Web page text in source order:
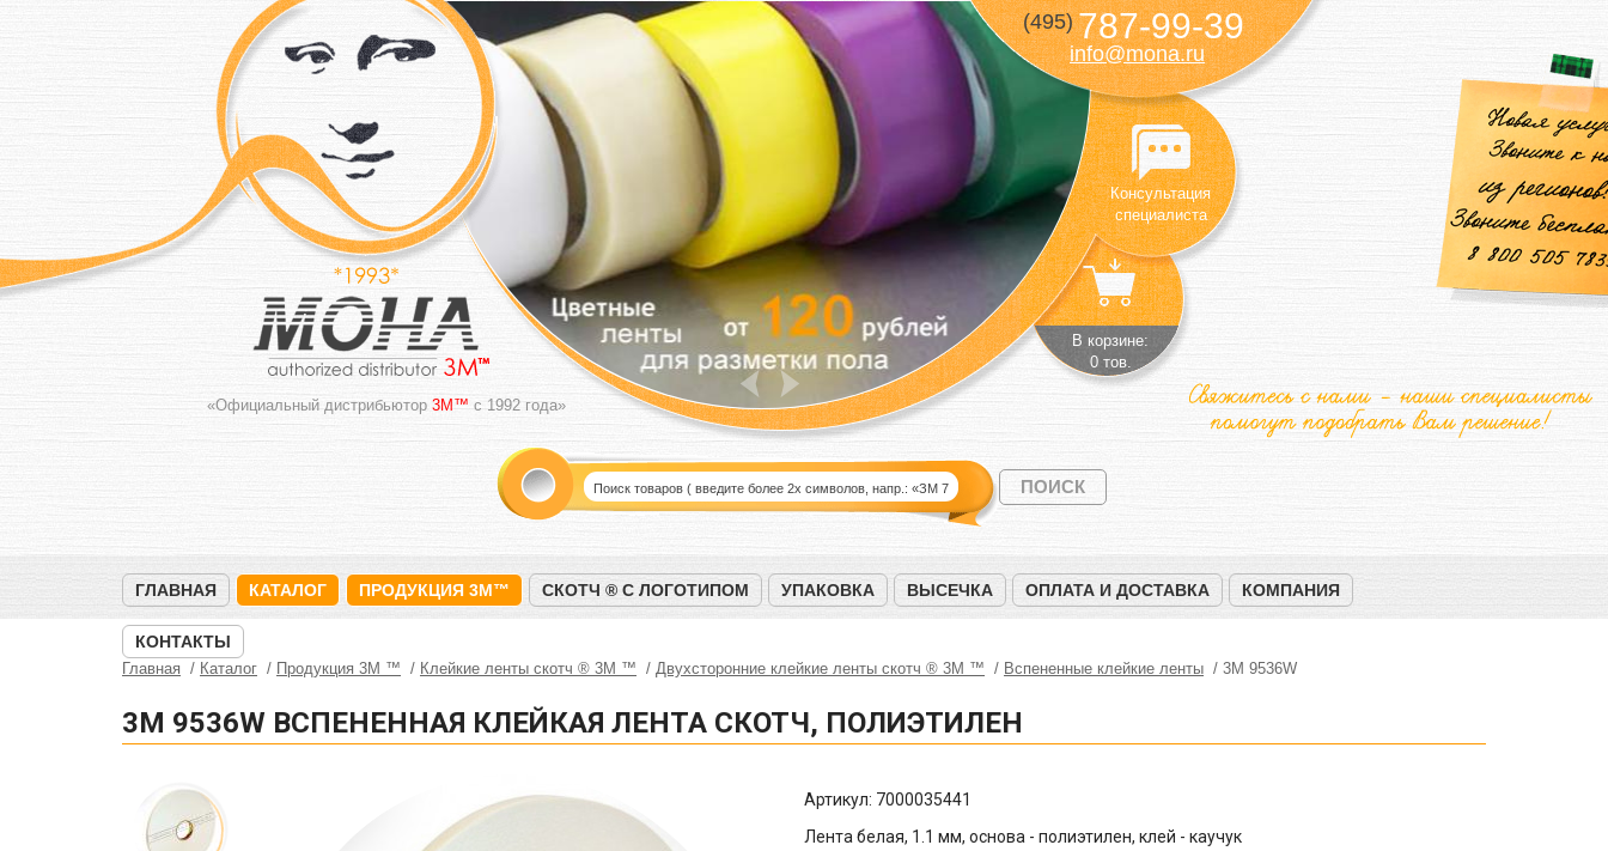
«Официальный дистрибьютор 3M™ с 1992 года»
(495)787-99-39
info@mona.ru
Консультация
специалиста
В корзине:
0 тов.
ГЛАВНАЯ КАТАЛОГ ПРОДУКЦИЯ 3M™ СКОТЧ ® С ЛОГОТИПОМ УПАКОВКА ВЫСЕЧКА ОПЛАТА И ДОСТАВКА КОМПАНИЯ
КОНТАКТЫ
Главная Каталог Продукция 3M ™ Клейкие ленты скотч ® 3M ™ Двухсторонние клейкие ленты скотч ® 3M ™ Вспененные клейкие ленты 3M 9536W
3M 9536W ВСПЕНЕННАЯ КЛЕЙКАЯ ЛЕНТА СКОТЧ, ПОЛИЭТИЛЕН
Артикул: 7000035441
Лента белая, 1.1 мм, основа - полиэтилен, клей - каучук